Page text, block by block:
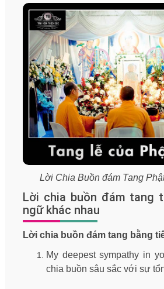
Lời Chia Buồn đám Tang
Lời chia buồn đám tang
ngữ khác nhau
Lời chia buồn đám tang bằng
My deepest sympathy in
chia buồn sâu sắc với sự